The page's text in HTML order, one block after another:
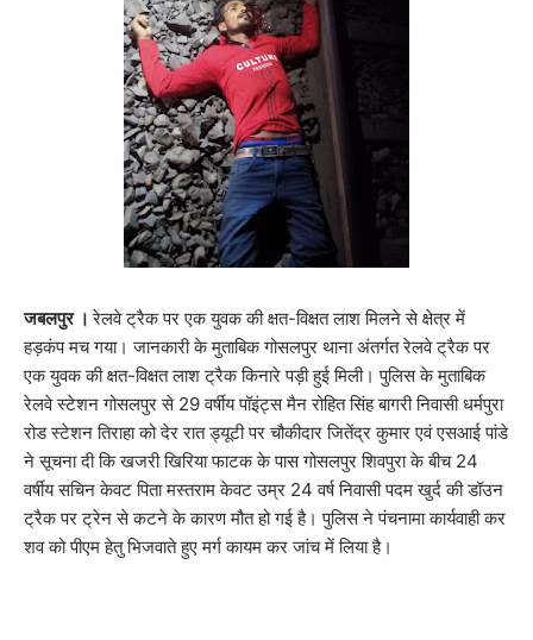
जबलपुर ।रेलवे ट्रैक पर एक युवक की क्षत-विक्षत लाश मिलने से क्षेत्र में
हड़कंप मच गया। जानकारी के मुताबिक गोसलपुर थाना अंतर्गत रेलवे ट्रैक पर
एक युवक की क्षत-विक्षत लाश ट्रैक किनारे पड़ी हुई मिली। पुलिस के मुताबिक
रेलवे स्टेशन गोसलपुर से 29 वर्षीय पॉइंट्स मैन रोहित सिंह बागरी निवासी धर्मपुरा
रोड स्टेशन तिराहा को देर रात ड्यूटी पर चौकीदार जितेंद्र कुमार एवं एसआई पांडे
ने सूचना दी कि खजरी खिरिया फाटक के पास गोसलपुर शिवपुरा के बीच 24
वर्षीय सचिन केवट पिता मस्तराम केवट उम्र 24 वर्ष निवासी पदम खुर्द की डॉउन
ट्रैक पर ट्रेन से कटने के कारण मौत हो गई है। पुलिस ने पंचनामा कार्यवाही कर
शव को पीएम हेतु भिजवाते हुए मर्ग कायम कर जांच में लिया है।